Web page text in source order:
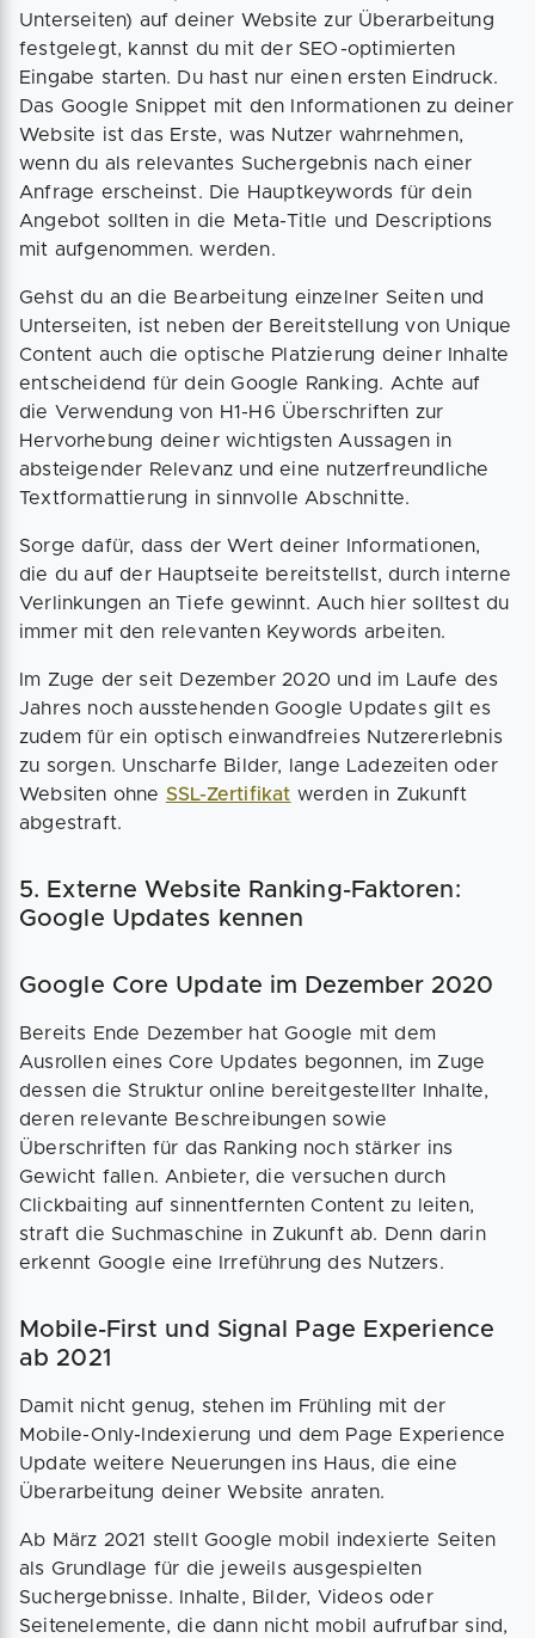
Unterseiten) auf deiner Website zur Überarbeitung
festgelegt, kannst du mit der SEO-optimierten
Eingabe starten. Du hast nur einen ersten Eindruck.
Das Google Snippet mit den Informationen zu deiner
Website ist das Erste, was Nutzer wahrnehmen,
wenn du als relevantes Suchergebnis nach einer
Anfrage erscheinst. Die Hauptkeywords für dein
Angebot sollten in die Meta-Title und Descriptions
mit aufgenommen. werden.
Gehst du an die Bearbeitung einzelner Seiten und
Unterseiten, ist neben der Bereitstellung von Unique
Content auch die optische Platzierung deiner Inhalte
entscheidend für dein Google Ranking. Achte auf
die Verwendung von H1-H6 Überschriften zur
Hervorhebung deiner wichtigsten Aussagen in
absteigender Relevanz und eine nutzerfreundliche
Textformattierung in sinnvolle Abschnitte.
Sorge dafür, dass der Wert deiner Informationen,
die du auf der Hauptseite bereitstellst, durch interne
Verlinkungen an Tiefe gewinnt. Auch hier solltest du
immer mit den relevanten Keywords arbeiten.
Im Zuge der seit Dezember 2020 und im Laufe des
Jahres noch ausstehenden Google Updates gilt es
zudem für ein optisch einwandfreies Nutzererlebnis
zu sorgen. Unscharfe Bilder, lange Ladezeiten oder
Websiten ohne SSL-Zertifikat werden in Zukunft
abgestraft.
5. Externe Website Ranking-Faktoren:
Google Updates kennen
Google Core Update im Dezember 2020
Bereits Ende Dezember hat Google mit dem
Ausrollen eines Core Updates begonnen, im Zuge
dessen die Struktur online bereitgestellter Inhalte,
deren relevante Beschreibungen sowie
Überschriften für das Ranking noch stärker ins
Gewicht fallen. Anbieter, die versuchen durch
Clickbaiting auf sinnentfernten Content zu leiten,
straft die Suchmaschine in Zukunft ab. Denn darin
erkennt Google eine Irreführung des Nutzers.
Mobile-First und Signal Page Experience
ab 2021
Damit nicht genug, stehen im Frühling mit der
Mobile-Only-Indexierung und dem Page Experience
Update weitere Neuerungen ins Haus, die eine
Überarbeitung deiner Website anraten.
Ab März 2021 stellt Google mobil indexierte Seiten
als Grundlage für die jeweils ausgespielten
Suchergebnisse. Inhalte, Bilder, Videos oder
Seitenelemente, die dann nicht mobil aufrufbar sind,